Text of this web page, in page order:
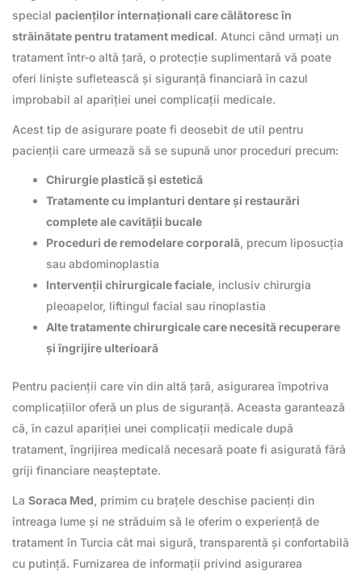
special pacienților internaționali care călătoresc în
străinătate pentru tratament medical. Atunci când urmați un
tratament într-o altă țară, o protecție suplimentară vă poate
oferi liniște sufletească și siguranță financiară în cazul
improbabil al apariției unei complicații medicale.
Acest tip de asigurare poate fi deosebit de util pentru
pacienții care urmează să se supună unor proceduri precum:
Chirurgie plastică și estetică
Tratamente cu implanturi dentare și restaurări
complete ale cavității bucale
Proceduri de remodelare corporală, precum liposucția
sau abdominoplastia
Intervenții chirurgicale faciale, inclusiv chirurgia
pleoapelor, liftingul facial sau rinoplastia
Alte tratamente chirurgicale care necesită recuperare
și îngrijire ulterioară
Pentru pacienții care vin din altă țară, asigurarea împotriva
complicațiilor oferă un plus de siguranță. Aceasta garantează
că, în cazul apariției unei complicații medicale după
tratament, îngrijirea medicală necesară poate fi asigurată fără
griji financiare neașteptate.
La Soraca Med, primim cu brațele deschise pacienți din
întreaga lume și ne străduim să le oferim o experiență de
tratament în Turcia cât mai sigură, transparentă și confortabilă
cu putință. Furnizarea de informații privind asigurarea